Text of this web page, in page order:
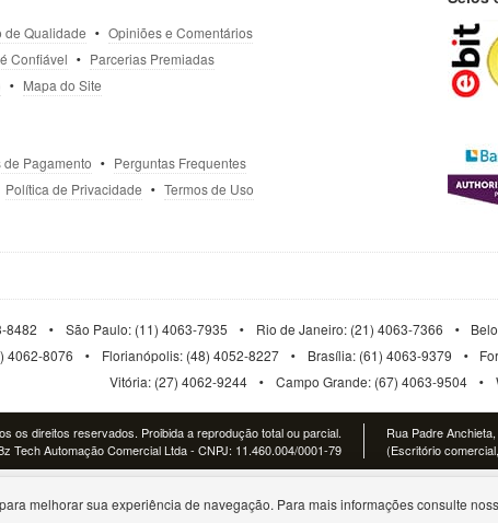
de Qualidade
Opiniões e Comentários
Confiável
Parcerias Premiadas
Mapa do Site
de Pagamento
Perguntas Frequentes
Política de Privacidade
Termos de Uso
8482 São Paulo: (11) 4063-7935 Rio de Janeiro: (21) 4063-7366
4062-8076
Florianópolis: (48) 4052-8227 Brasília: (61) 4063-9379
Vitória: (27) 4062-9244
Campo Grande: (67) 4063-9504
os direitos reservados. Proibida a reprodução total ou parcial.
Tech Automação Comercial Ltda - CNPJ: 11.460.004/0001-79
Rua Padre
(Escritório
melhorar sua experiência de navegação. Para mais informações consulte